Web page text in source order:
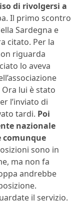
di rivolgersi a
Il primo scontro
Sardegna e
citato. Per la
riguarda
lo aveva
lui è stato
l’inviato di
tardi. Poi
nazionale
comunque
sono in
ma non fa
andrebbe
il servizio.